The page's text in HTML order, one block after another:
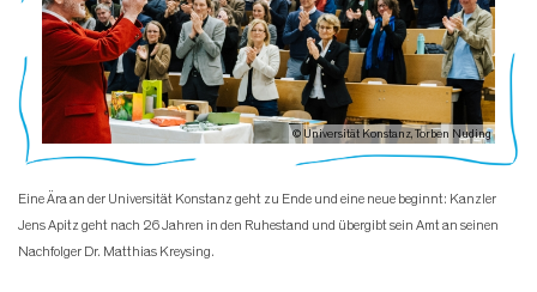
© Universität Konstanz, Torben Nuding
Eine Ära an der Universität Konstanz geht zu Ende und eine neue beginnt: Kanzler
Jens Apitz geht nach 26 Jahren in den Ruhestand und übergibt sein Amt an seinen
Nachfolger Dr. Matthias Kreysing.